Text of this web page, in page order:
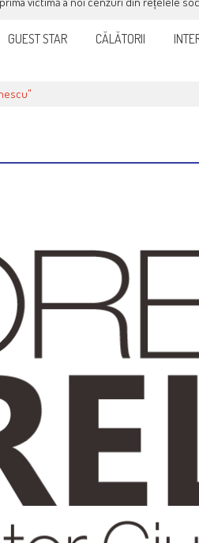
GUEST STAR CĂLĂTORII